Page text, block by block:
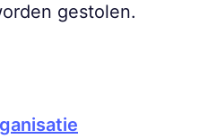
gestolen.